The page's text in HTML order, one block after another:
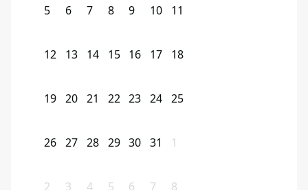
5 6 7 8 9 10 11
12 13 14 15 16 17 18
19 20 21 22 23 24 25
26 27 28 29 30 31 1
2 3 4 5 6 7 8